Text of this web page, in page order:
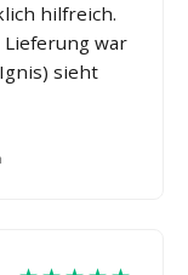
hilfreich.
war
sieht